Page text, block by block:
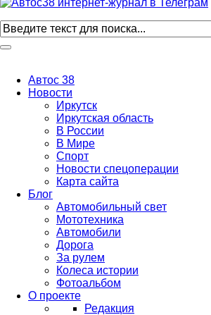
Автос 38
Новости
Иркутск
Иркутская область
В России
В Мире
Спорт
Новости спецоперации
Карта сайта
Блог
Автомобильный свет
Мототехника
Автомобили
Дорога
За рулем
Колеса истории
Фотоальбом
О проекте
Редакция